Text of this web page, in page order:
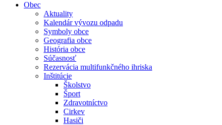
Obec
Aktuality
Kalendár vývozu odpadu
Symboly obce
Geografia obce
História obce
Súčasnosť
Rezervácia multifunkčného ihriska
Inštitúcie
Školstvo
Šport
Zdravotníctvo
Cirkev
Hasiči